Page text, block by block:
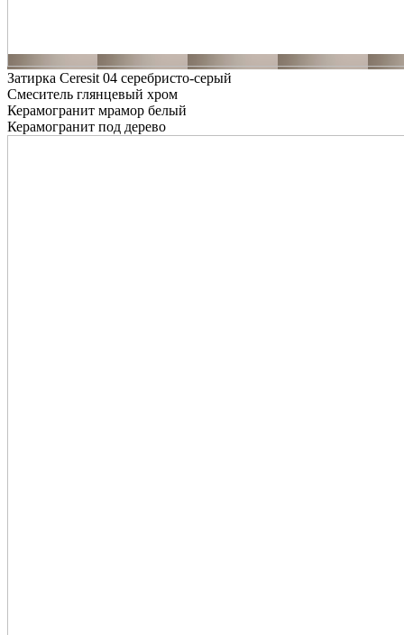
Затирка Ceresit 04 серебристо-серый
Смеситель глянцевый хром
Керамогранит мрамор белый
Керамогранит под дерево